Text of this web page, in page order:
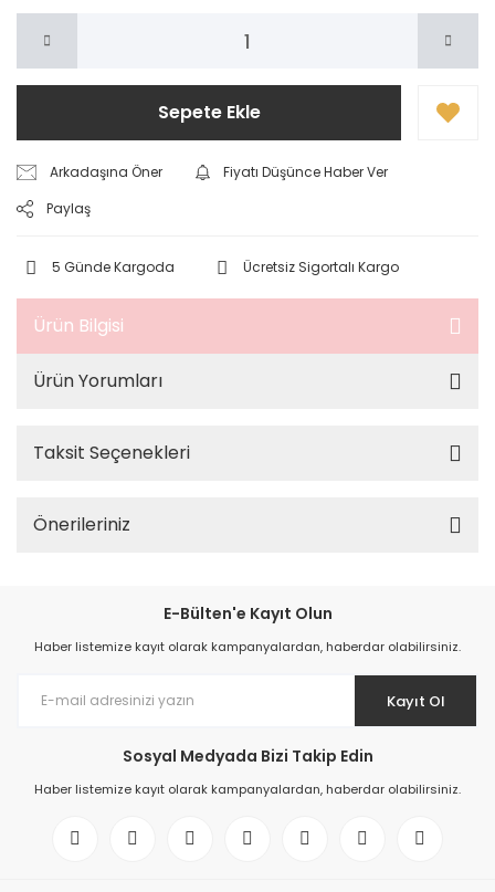
Sepete Ekle
Arkadaşına Öner
Fiyatı Düşünce Haber Ver
Paylaş
5 Günde Kargoda Ücretsiz Sigortalı Kargo
Ürün Bilgisi
Ürün Yorumları
Taksit Seçenekleri
Önerileriniz
E-Bülten'e Kayıt Olun
Haber listemize kayıt olarak kampanyalardan, haberdar olabilirsiniz.
Kayıt Ol
Sosyal Medyada Bizi Takip Edin
Haber listemize kayıt olarak kampanyalardan, haberdar olabilirsiniz.